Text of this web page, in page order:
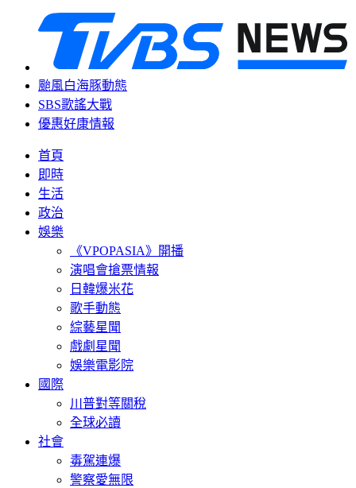
颱風白海豚動態
SBS歌謠大戰
優惠好康情報
首頁
即時
生活
政治
娛樂
《VPOPASIA》開播
演唱會搶票情報
日韓爆米花
歌手動態
綜藝星聞
戲劇星聞
娛樂電影院
國際
川普對等關稅
全球必讀
社會
毒駕連爆
警察愛無限